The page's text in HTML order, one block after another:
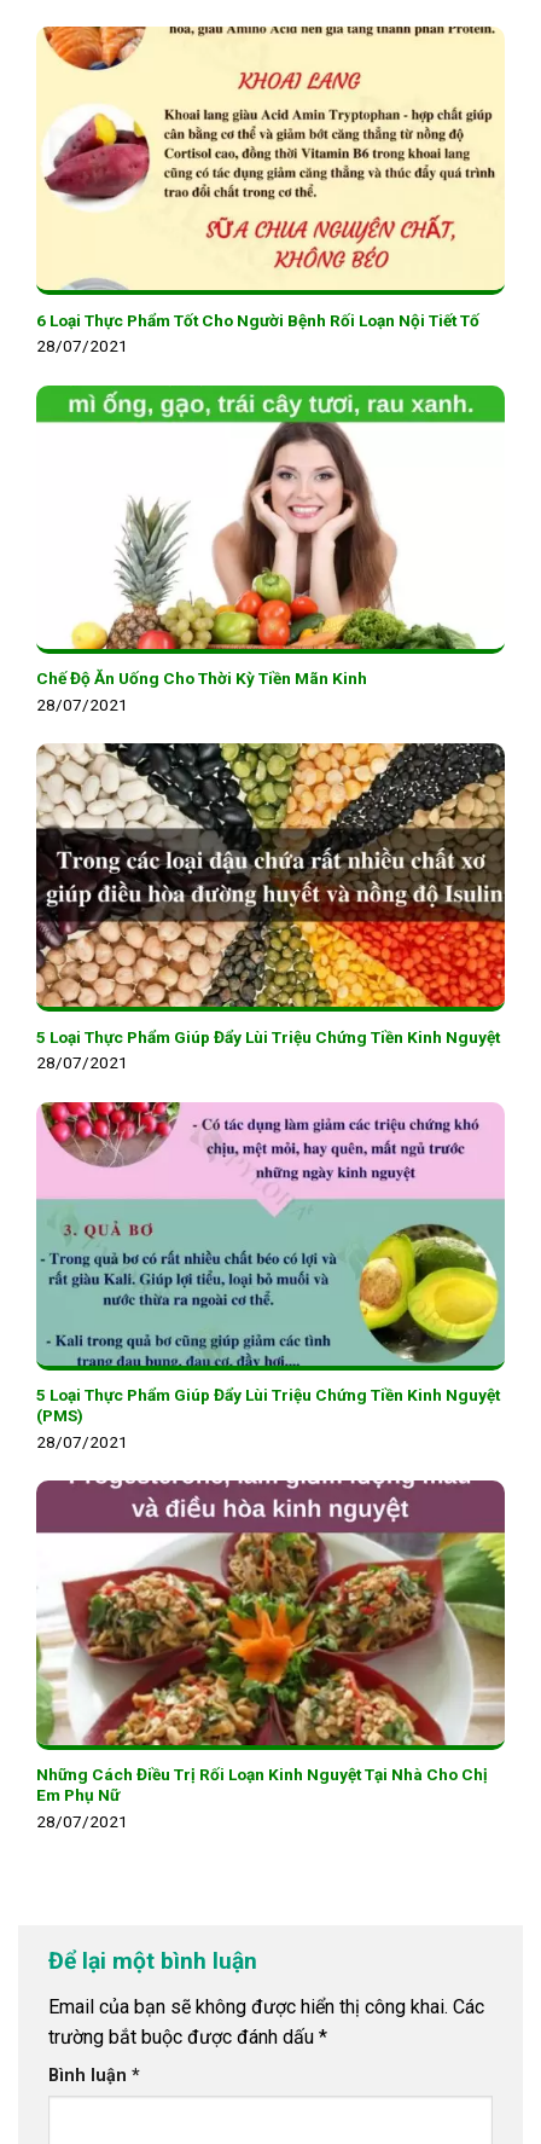
6 Loại Thực Phẩm Tốt Cho Người Bệnh Rối Loạn Nội Tiết Tố
28/07/2021
Chế Độ Ăn Uống Cho Thời Kỳ Tiền Mãn Kinh
28/07/2021
5 Loại Thực Phẩm Giúp Đẩy Lùi Triệu Chứng Tiền Kinh Nguyệt
28/07/2021
5 Loại Thực Phẩm Giúp Đẩy Lùi Triệu Chứng Tiền Kinh Nguyệt
(PMS)
28/07/2021
Những Cách Điều Trị Rối Loạn Kinh Nguyệt Tại Nhà Cho Chị
Em Phụ Nữ
28/07/2021
Để lại một bình luận
Email của bạn sẽ không được hiển thị công khai. Các
trường bắt buộc được đánh dấu *
Bình luận *